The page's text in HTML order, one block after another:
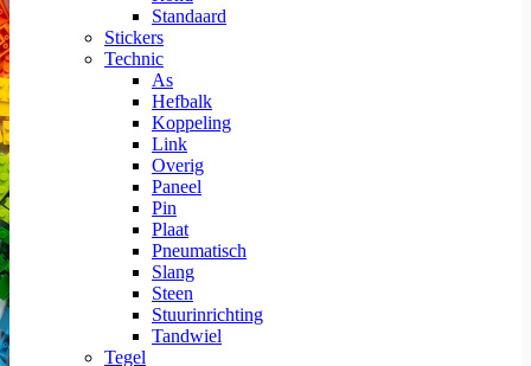
Standaard
Stickers
Technic
As
Hefbalk
Koppeling
Link
Overig
Paneel
Pin
Plaat
Pneumatisch
Slang
Steen
Stuurinrichting
Tandwiel
Tegel